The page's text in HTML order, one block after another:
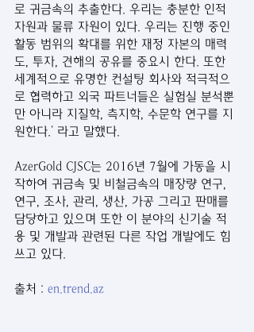
로 귀금속의 추출한다. 우리는 충분한 인적
자원과 물류 자원이 있다. 우리는 진행 중인
활동 범위의 확대를 위한 재정 자본의 매력
도, 투자, 견해의 공유를 중요시 한다. 또한
세계적으로 유명한 컨설팅 회사와 적극적으
로 협력하고 외국 파트너들은 실험실 분석뿐
만 아니라 지질학, 측지학, 수문학 연구를 지
원한다.’ 라고 말했다.
AzerGold CJSC는 2016년 7월에 가동을 시
작하여 귀금속 및 비철금속의 매장량 연구,
연구, 조사, 관리, 생산, 가공 그리고 판매를
담당하고 있으며 또한 이 분야의 신기술 적
용 및 개발과 관련된 다른 작업 개발에도 힘
쓰고 있다.
출처 : en.trend.az